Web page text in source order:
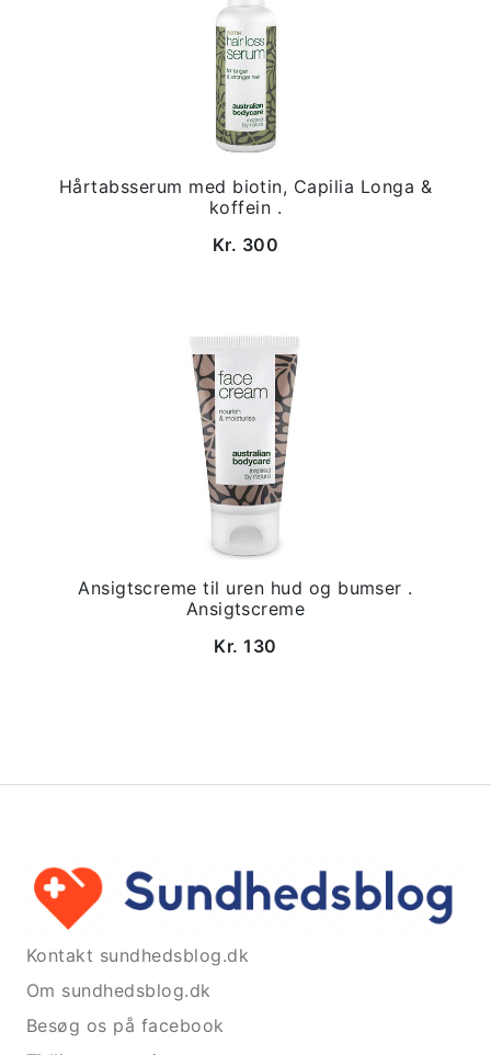
Hårtabsserum med biotin, Capilia Longa &
koffein .
Kr. 300
Ansigtscreme til uren hud og bumser .
Ansigtscreme
Kr. 130
Kontakt sundhedsblog.dk
Om sundhedsblog.dk
Besøg os på facebook